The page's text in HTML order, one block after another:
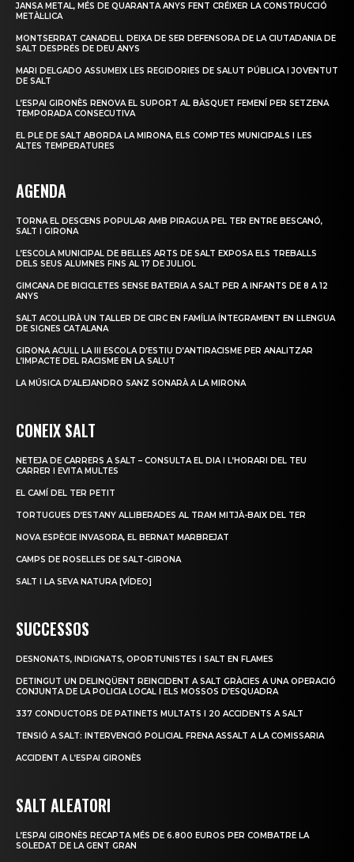
JANSA METAL, MÉS DE QUARANTA ANYS FENT CRÉIXER LA CONSTRUCCIÓ
METÀL·LICA
MONTSERRAT CANADELL DEIXA DE SER DEFENSORA DE LA CIUTADANIA DE
SALT DESPRÉS DE DEU ANYS
MARI DELGADO ASSUMEIX LES REGIDORIES DE SALUT PÚBLICA I JOVENTUT
DE SALT
L’ESPAI GIRONÈS RENOVA EL SUPORT AL BÀSQUET FEMENÍ PER SETZENA
TEMPORADA CONSECUTIVA
EL PLE DE SALT ABORDA LA MIRONA, ELS COMPTES MUNICIPALS I LES
ALTES TEMPERATURES
AGENDA
TORNA EL DESCENS POPULAR AMB PIRAGUA PEL TER ENTRE BESCANÓ,
SALT I GIRONA
L’ESCOLA MUNICIPAL DE BELLES ARTS DE SALT EXPOSA ELS TREBALLS
DELS SEUS ALUMNES FINS AL 17 DE JULIOL
GIMCANA DE BICICLETES SENSE BATERIA A SALT PER A INFANTS DE 8 A 12
ANYS
SALT ACOLLIRÀ UN TALLER DE CIRC EN FAMÍLIA ÍNTEGRAMENT EN LLENGUA
DE SIGNES CATALANA
GIRONA ACULL LA III ESCOLA D’ESTIU D’ANTIRACISME PER ANALITZAR
L’IMPACTE DEL RACISME EN LA SALUT
LA MÚSICA D’ALEJANDRO SANZ SONARÀ A LA MIRONA
CONEIX SALT
NETEJA DE CARRERS A SALT – CONSULTA EL DIA I L’HORARI DEL TEU
CARRER I EVITA MULTES
EL CAMÍ DEL TER PETIT
TORTUGUES D’ESTANY ALLIBERADES AL TRAM MITJÀ-BAIX DEL TER
NOVA ESPÈCIE INVASORA, EL BERNAT MARBREJAT
CAMPS DE ROSELLES DE SALT-GIRONA
SALT I LA SEVA NATURA [VÍDEO]
SUCCESSOS
DESNONATS, INDIGNATS, OPORTUNISTES I SALT EN FLAMES
DETINGUT UN DELINQÜENT REINCIDENT A SALT GRÀCIES A UNA OPERACIÓ
CONJUNTA DE LA POLICIA LOCAL I ELS MOSSOS D’ESQUADRA
337 CONDUCTORS DE PATINETS MULTATS I 20 ACCIDENTS A SALT
TENSIÓ A SALT: INTERVENCIÓ POLICIAL FRENA ASSALT A LA COMISSARIA
ACCIDENT A L’ESPAI GIRONÈS
SALT ALEATORI
L’ESPAI GIRONÈS RECAPTA MÉS DE 6.800 EUROS PER COMBATRE LA
SOLEDAT DE LA GENT GRAN